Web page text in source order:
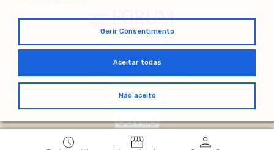
Política de Privacidade
Política de cookies
Gerir Consentimento
Aceitar todas
Não aceito